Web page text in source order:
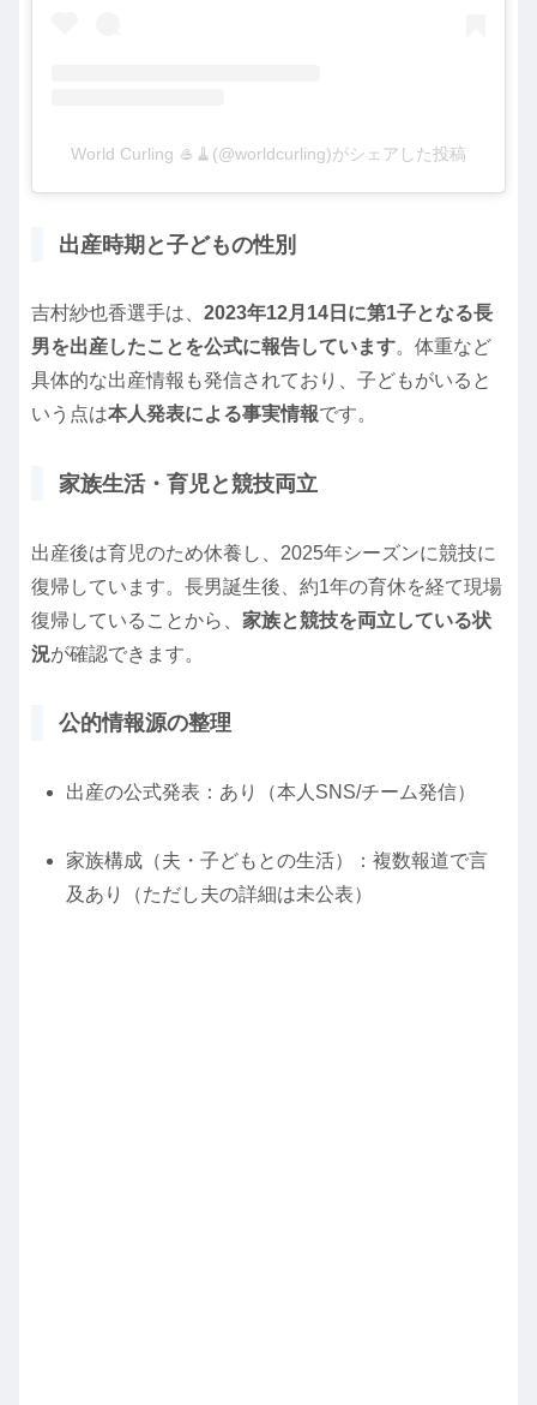
World Curling 🥌🧹(@worldcurling)がシェアした投稿
出産時期と子どもの性別
吉村紗也香選手は、 2023年12月14日に第1子となる長
男を出産したことを公式に報告しています。体重など
具体的な出産情報も発信されており、子どもがいると
いう点は本人発表による事実情報です。
家族生活・育児と競技両立
出産後は育児のため休養し、2025年シーズンに競技に
復帰しています。長男誕生後、約1年の育休を経て現場
復帰していることから、 家族と競技を両立している状
況が確認できます。
公的情報源の整理
出産の公式発表：あり（本人SNS/チーム発信）
家族構成（夫・子どもとの生活）：複数報道で言
及あり（ただし夫の詳細は未公表）